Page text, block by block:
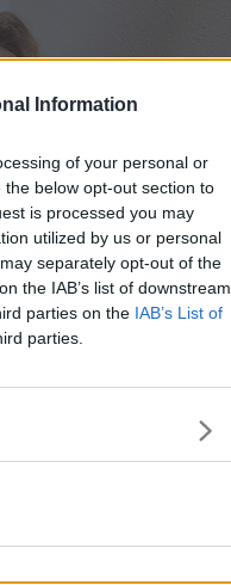
Information
of your personal or
below opt-out section to
is processed you may
utilized by us or personal
separately opt-out of the
the IAB’s list of downstream
parties on the IAB’s List of
parties.